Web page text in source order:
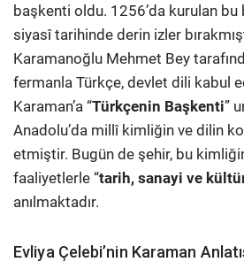
başkenti oldu. 1256’da kurulan bu
siyasî tarihinde derin izler
Karamanoğlu Mehmet Bey
fermanla Türkçe, devlet dili kabul
Karaman’a “Türkçenin Başkenti”
Anadolu’da millî kimliğin ve dilin
etmiştir. Bugün de şehir, bu
faaliyetlerle “tarih, sanayi ve
anılmaktadır.
Evliya Çelebi’nin Karaman